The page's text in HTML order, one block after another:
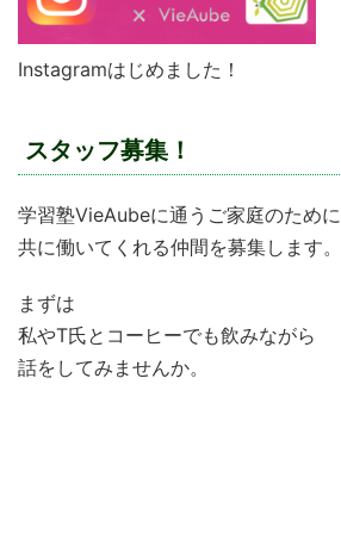
Instagramはじめました！
スタッフ募集！
学習塾VieAubeに通うご家庭のために
共に働いてくれる仲間を募集します。
まずは
私やT氏とコーヒーでも飲みながら
話をしてみませんか。